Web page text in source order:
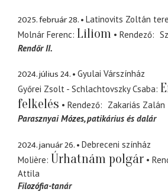
2025. február 28.
Latinovits Zoltán
Molnár Ferenc Liliom Rendező
Rendőr II.
2024. július 24.
Gyulai Várszínház
Győrei Zsolt - Schlachtovszky Csaba
felkelés
Rendező
Zakariás Zalán
Parasznyai Mózes patikárius és dalár
2024. január 26.
Debreceni színház
Molière Úrhatnám polgár
Attila
Filozófia-tanár